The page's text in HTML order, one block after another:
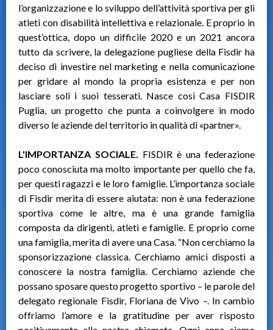
l’organizzazione e lo sviluppo dell’attività sportiva per gli
atleti con disabilità intellettiva e relazionale. E proprio in
quest’ottica, dopo un difficile 2020 e un 2021 ancora
tutto da scrivere, la delegazione pugliese della Fisdir ha
deciso di investire nel marketing e nella comunicazione
per gridare al mondo la propria esistenza e per non
lasciare soli i suoi tesserati. Nasce così Casa FISDIR
Puglia, un progetto che punta a coinvolgere in modo
diverso le aziende del territorio in qualità di «partner».
L'IMPORTANZA SOCIALE. FISDIR è una federazione
poco conosciuta ma molto importante per quello che fa,
per questi ragazzi e le loro famiglie. L’importanza sociale
di Fisdir merita di essere aiutata: non è una federazione
sportiva come le altre, ma è una grande famiglia
composta da dirigenti, atleti e famiglie. E proprio come
una famiglia, merita di avere una Casa. “Non cerchiamo la
sponsorizzazione classica. Cerchiamo amici disposti a
conoscere la nostra famiglia. Cerchiamo aziende che
possano sposare questo progetto sportivo – le parole del
delegato regionale Fisdir, Floriana de Vivo –. In cambio
offriamo l’amore e la gratitudine per aver risposto